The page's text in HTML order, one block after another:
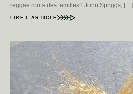
reggae roots des familles? John Spriggs, […]
LIRE L’ARTICLE